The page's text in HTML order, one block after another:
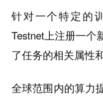
针对一个特定的
Testnet上注册一个
了任务的相关属性
全球范围内的算力